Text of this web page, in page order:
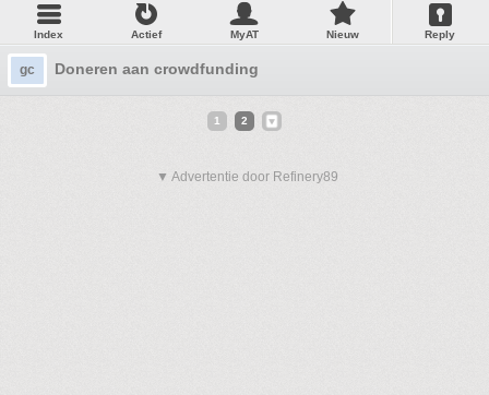
Index Actief MyAT Nieuw Reply
gc Doneren aan crowdfunding
1 2
▼ Advertentie door Refinery89